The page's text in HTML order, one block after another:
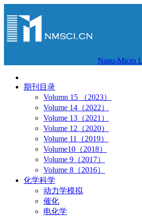
Nano-Micro
期刊目录
Volumn 15 （2023）
Volume 14（2022）
Volume 13（2021）
Volume 12（2020）
Volume 11（2019）
Volume10（2018）
Volume 9（2017）
Volume 8（2016）
化学科学
动力学模拟
催化
电化学